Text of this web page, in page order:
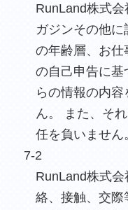
RunLand株式
ガジンその他
の年齢層、お
の自己申告に
らの情報の内
ん。 また、そ
任を負いません
7-2
RunLand株式
絡、接触、交際